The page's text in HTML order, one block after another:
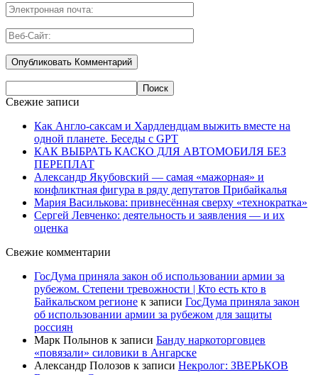
Свежие записи
Как Англо-саксам и Хардлендцам выжить вместе на
одной планете. Беседы с GPT
КАК ВЫБРАТЬ КАСКО ДЛЯ АВТОМОБИЛЯ БЕЗ
ПЕРЕПЛАТ
Александр Якубовский — самая «мажорная» и
конфликтная фигура в ряду депутатов Прибайкалья
Мария Василькова: привнесённая сверху «технократка»
Сергей Левченко: деятельность и заявления — и их
оценка
Свежие комментарии
ГосДума приняла закон об использовании армии за
рубежом. Степени тревожности | Кто есть кто в
Байкальском регионе к записи ГосДума приняла закон
об использовании армии за рубежом для защиты
россиян
Марк Полынов к записи Банду наркоторговцев
«повязали» силовики в Ангарске
Александр Полозов к записи Некролог: ЗВЕРЬКОВ